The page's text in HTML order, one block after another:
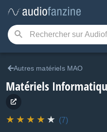
Autres matériels MAO
Matériels
(7)